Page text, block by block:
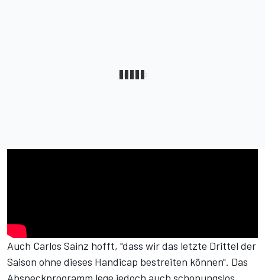
Auch Carlos Sainz hofft, "dass wir das letzte Drittel der
Saison ohne dieses Handicap bestreiten können". Das